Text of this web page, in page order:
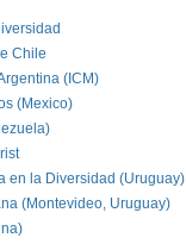
Chile
(ICM)
(Mexico)
en la Diversidad (Uruguay)
(Montevideo, Uruguay)